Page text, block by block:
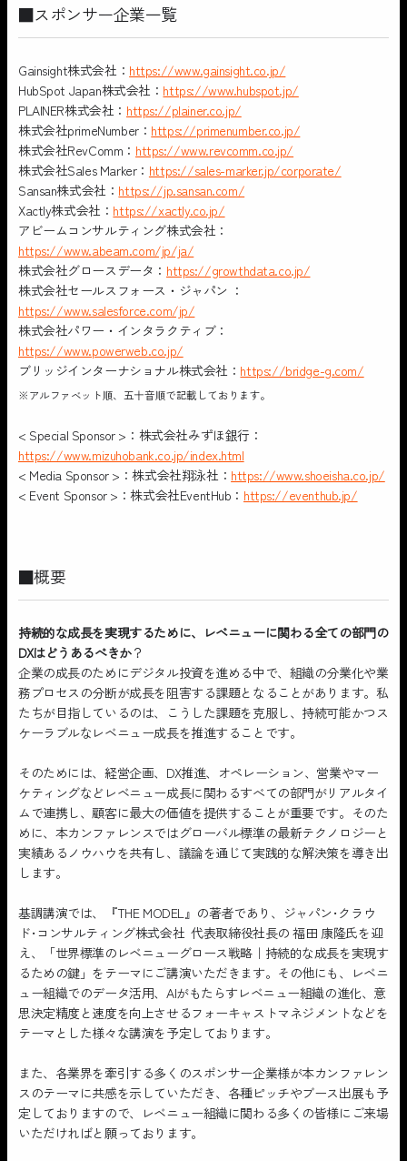
■スポンサー企業一覧
Gainsight株式会社： https://www.gainsight.co.jp/
HubSpot Japan株式会社： https://www.hubspot.jp/
PLAINER株式会社： https://plainer.co.jp/
株式会社primeNumber： https://primenumber.co.jp/
株式会社RevComm： https://www.revcomm.co.jp/
株式会社Sales Marker： https://sales-marker.jp/corporate/
Sansan株式会社： https://jp.sansan.com/
Xactly株式会社： https://xactly.co.jp/
アビームコンサルティング株式会社：
https://www.abeam.com/jp/ja/
株式会社グロースデータ： https://growthdata.co.jp/
株式会社セールスフォース・ジャパン ：
https://www.salesforce.com/jp/
株式会社パワー・インタラクティブ：
https://www.powerweb.co.jp/
ブリッジインターナショナル株式会社： https://bridge-g.com/
※アルファベット順、五十音順で記載しております。
< Special Sponsor >：株式会社みずほ銀行：
https://www.mizuhobank.co.jp/index.html
< Media Sponsor >：株式会社翔泳社： https://www.shoeisha.co.jp/
< Event Sponsor >：株式会社EventHub： https://eventhub.jp/
■概要
持続的な成長を実現するために、レベニューに関わる全ての部門の
DXはどうあるべきか？
企業の成長のためにデジタル投資を進める中で、組織の分業化や業
務プロセスの分断が成長を阻害する課題となることがあります。私
たちが目指しているのは、こうした課題を克服し、持続可能かつス
ケーラブルなレベニュー成長を推進することです。
そのためには、経営企画、DX推進、オペレーション、営業やマー
ケティングなどレベニュー成長に関わるすべての部門がリアルタイ
ムで連携し、顧客に最大の価値を提供することが重要です。そのた
めに、本カンファレンスではグローバル標準の最新テクノロジーと
実績あるノウハウを共有し、議論を通じて実践的な解決策を導き出
します。
基調講演では、『THE MODEL』の著者であり、ジャパン･クラウ
ド･コンサルティング株式会社 代表取締役社長の 福田 康隆氏を迎
え、「世界標準のレベニューグロース戦略｜持続的な成長を実現す
るための鍵」をテーマにご講演いただきます。その他にも、レベニ
ュー組織でのデータ活用、AIがもたらすレベニュー組織の進化、意
思決定精度と速度を向上させるフォーキャストマネジメントなどを
テーマとした様々な講演を予定しております。
また、各業界を牽引する多くのスポンサー企業様が本カンファレン
スのテーマに共感を示していただき、各種ピッチやブース出展も予
定しておりますので、レベニュー組織に関わる多くの皆様にご来場
いただければと願っております。